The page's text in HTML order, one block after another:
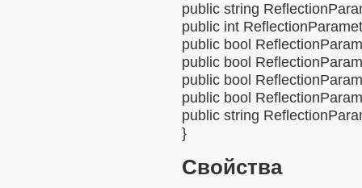
public string
public int
public bool
public bool
public bool
public bool
public string
}
Свойства